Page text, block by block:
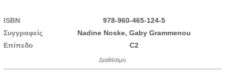
ISBN
978-960-465-124-5
Συγγραφείς
Nadine Noske, Gaby Grammenou
Επίπεδο
C2
Διαθέσιμο